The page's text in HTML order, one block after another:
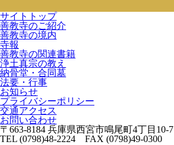
サイトトップ
善教寺のご紹介
善教寺の境内
寺報
善教寺の関連書籍
浄土真宗の教え
納骨堂・合同墓
法要・行事
お知らせ
プライバシーポリシー
交通アクセス
お問い合わせ
〒663-8184 兵庫県西宮市鳴尾町4丁目10-7
TEL (0798)48-2224 FAX (0798)49-0300